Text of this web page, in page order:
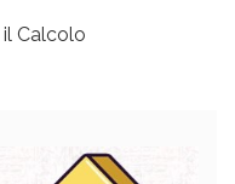
Calcolo